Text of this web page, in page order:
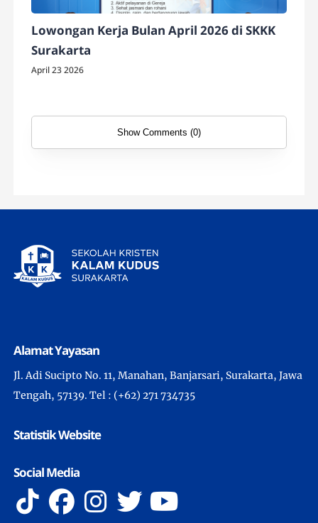
Lowongan Kerja Bulan April 2026 di SKKK
Surakarta
April 23 2026
Show Comments (0)
Alamat Yayasan
Jl. Adi Sucipto No. 11, Manahan, Banjarsari, Surakarta, Jawa
Tengah, 57139. Tel : (+62) 271 734735
Statistik Website
Social Media